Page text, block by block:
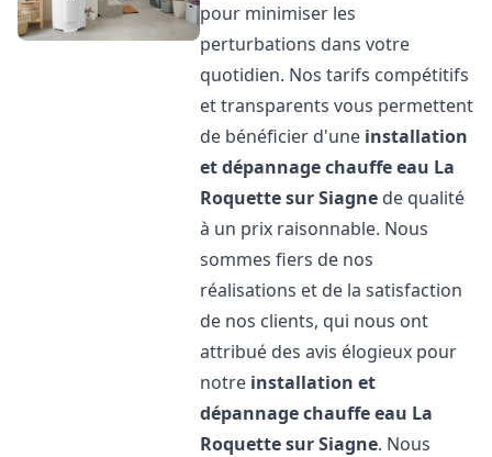
pour minimiser les
perturbations dans votre
quotidien. Nos tarifs compétitifs
et transparents vous permettent
de bénéficier d'une installation
et dépannage chauffe eau La
Roquette sur Siagne de qualité
à un prix raisonnable. Nous
sommes fiers de nos
réalisations et de la satisfaction
de nos clients, qui nous ont
attribué des avis élogieux pour
notre installation et
dépannage chauffe eau La
Roquette sur Siagne. Nous